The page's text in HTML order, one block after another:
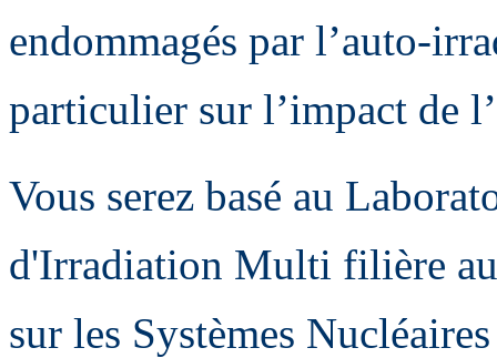
endommagés par l’auto-
particulier sur l’impact de
Vous serez basé au
d'Irradiation Multi filière
sur les Systèmes